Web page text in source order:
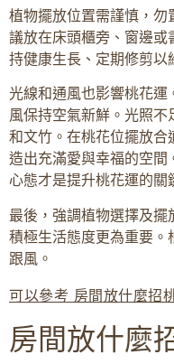
植物擺放位置需謹慎，
議放在床頭櫃旁、窗邊
持健康生長、定期修剪以
光線和通風也影響桃花運
風保持空氣新鮮。光照
和文竹。在桃花位擺放合
造出充滿愛與幸福的空間
心態才是提升桃花運的關
最後，強調植物選擇及
積極生活態度更為重要。
跟風。
可以參考 房間放什麼招
房間放什麼